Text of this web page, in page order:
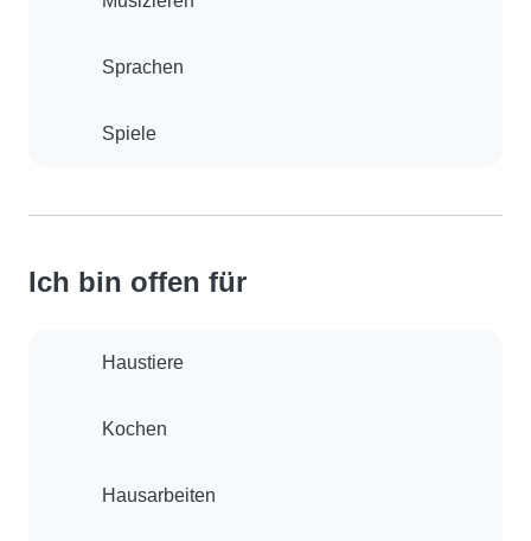
Sprachen
Spiele
Ich bin offen für
Haustiere
Kochen
Hausarbeiten